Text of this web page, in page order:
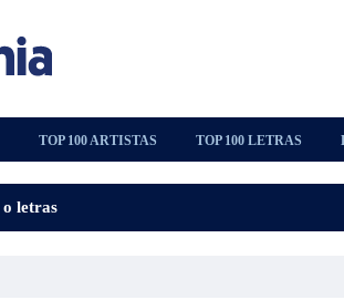
TOP 100 ARTISTAS TOP 100 LETRAS